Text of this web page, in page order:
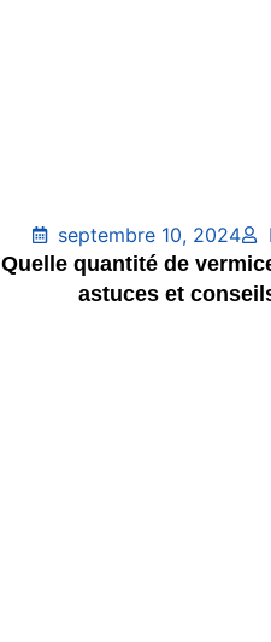
septembre 10, 2024
Quelle quantité de
astuces et